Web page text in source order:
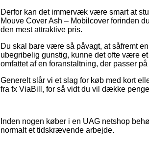
Derfor kan det immervæk være smart at
Mouve Cover Ash – Mobilcover forinden
den mest attraktive pris.
Du skal bare være så påvagt, at såfremt
ubegribelig gunstig, kunne det ofte være
omfattet af en foranstaltning, der passer
Generelt slår vi et slag for køb med kort
fra fx ViaBill, for så vidt du vil dække
Inden nogen køber i en UAG netshop
normalt et tidskrævende arbejde.